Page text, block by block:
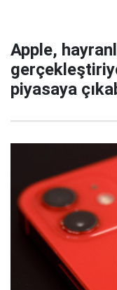
Apple,
piyasaya